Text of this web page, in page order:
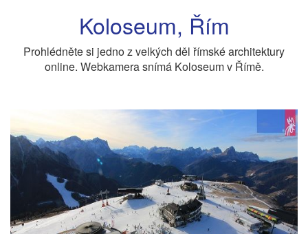
Koloseum, Řím
Prohlédněte si jedno z velkých děl římské architektury
online. Webkamera snímá Koloseum v Římě.